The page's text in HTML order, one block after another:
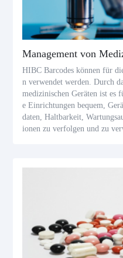
Management von
HIBC Barcodes können für
n verwendet werden. Durch
medizinischen Geräten ist es
e Einrichtungen bequem,
daten, Haltbarkeit,
ionen zu verfolgen und zu